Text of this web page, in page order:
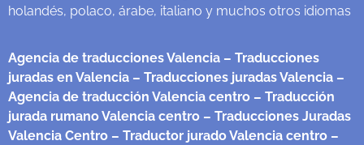
holandés, polaco, árabe, italiano y muchos otros idiomas
Agencia de traducciones Valencia – Traducciones
juradas en Valencia – Traducciones juradas Valencia –
Agencia de traducción Valencia centro – Traducción
jurada rumano Valencia centro – Traducciones Juradas
Valencia Centro – Traductor jurado Valencia centro –